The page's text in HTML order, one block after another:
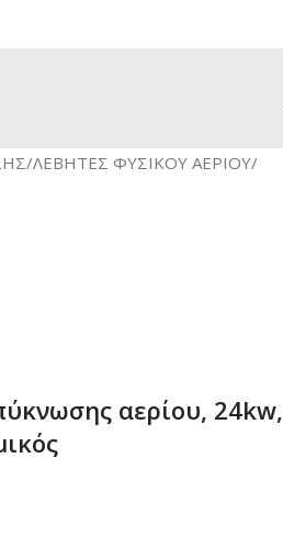
/ΛΕΒΗΤΕΣ ΦΥΣΙΚΟΥ ΑΕΡΙΟΥ/
αερίου, 24kw,